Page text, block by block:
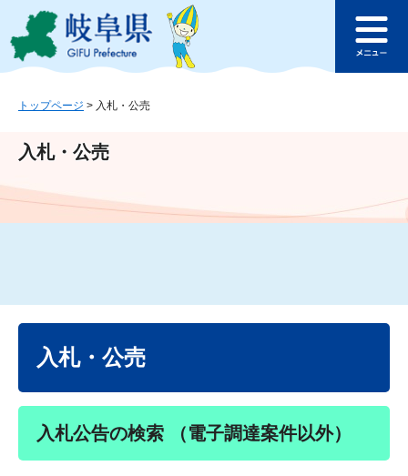
ジ
ュ
文
このページの本文へ
ュ
トップページ > 入札・公売
入札・公売
入札・公売
入札公告の検索 （電子調達案件以外）